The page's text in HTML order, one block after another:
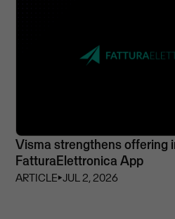
Visma strengthens offering
FatturaElettronica App
ARTICLE⏵JUL 2, 2026